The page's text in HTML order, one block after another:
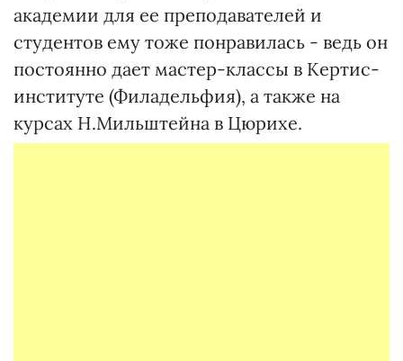
академии для ее преподавателей и
студентов ему тоже понравилась - ведь он
постоянно дает мастер-классы в Кертис-
институте (Филадельфия), а также на
курсах Н.Мильштейна в Цюрихе.